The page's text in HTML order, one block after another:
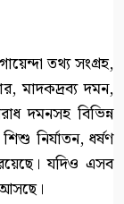
তথ্য সংগ্রহ,
মাদকদ্রব্য দমন,
দমনসহ বিভিন্ন
নির্যাতন, ধর্ষণ
যদিও এসব